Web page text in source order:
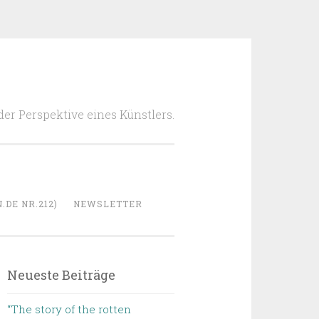
Perspektive eines Künstlers.
NR.212) NEWSLETTER
Neueste Beiträge
“The story of the rotten